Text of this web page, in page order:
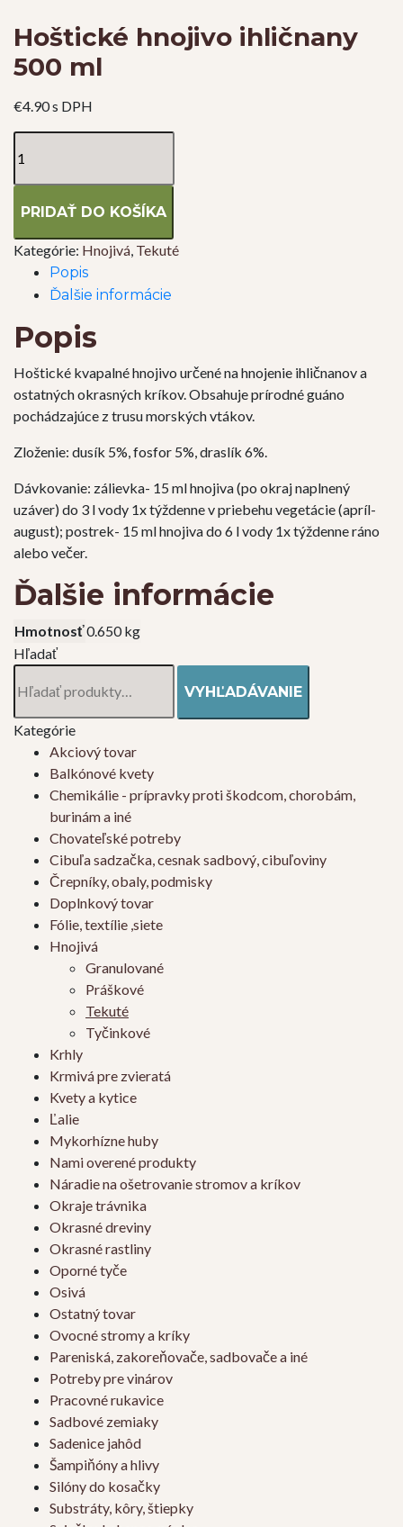
Hoštické hnojivo ihličnany
500 ml
€4.90s DPH
Hoštické
hnojivo
ihličnany
ml
PRIDAŤ DO KOŠÍKA
Kategórie: Hnojivá, Tekuté
Popis
Ďalšie informácie
Popis
Hoštické kvapalné hnojivo určené na hnojenie ihličnanov a
ostatných okrasných kríkov. Obsahuje prírodné guáno
pochádzajúce z trusu morských vtákov.
Zloženie: dusík 5%, fosfor 5%, draslík 6%.
Dávkovanie: zálievka- 15 ml hnojiva (po okraj naplnený
uzáver) do 3 l vody 1x týždenne v priebehu vegetácie (apríl-
august); postrek- 15 ml hnojiva do 6 l vody 1x týždenne ráno
alebo večer.
Ďalšie informácie
Hmotnosť0.650 kg
Hľadať
VYHĽADÁVANIE
Kategórie
Akciový tovar
Balkónové kvety
Chemikálie - prípravky proti škodcom, chorobám,
burinám a iné
Chovateľské potreby
Cibuľa sadzačka, cesnak sadbový, cibuľoviny
Črepníky, obaly, podmisky
Doplnkový tovar
Fólie, textílie ,siete
Hnojivá
Granulované
Práškové
Tekuté
Tyčinkové
Krhly
Krmivá pre zvieratá
Kvety a kytice
Ľalie
Mykorhízne huby
Nami overené produkty
Náradie na ošetrovanie stromov a kríkov
Okraje trávnika
Okrasné dreviny
Okrasné rastliny
Oporné tyče
Osivá
Ostatný tovar
Ovocné stromy a kríky
Pareniská, zakoreňovače, sadbovače a iné
Potreby pre vinárov
Pracovné rukavice
Sadbové zemiaky
Sadenice jahôd
Šampiňóny a hlivy
Silóny do kosačky
Substráty, kôry, štiepky